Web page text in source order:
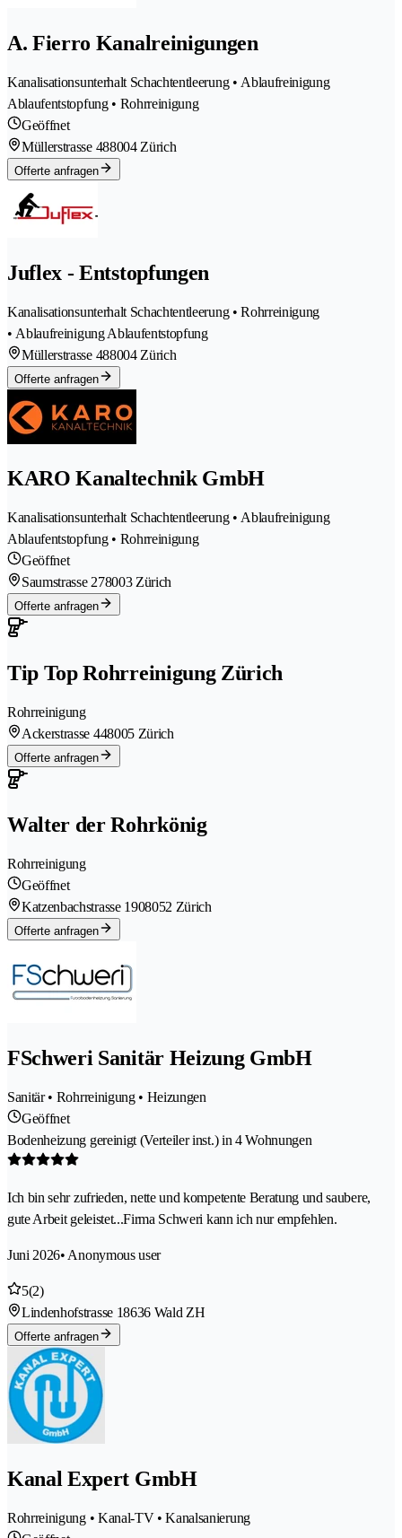
A. Fierro Kanalreinigungen
Kanalisationsunterhalt Schachtentleerung • Ablaufreinigung
Ablaufentstopfung • Rohrreinigung
Geöffnet
Müllerstrasse 488004 Zürich
Offerte anfragen
Juflex - Entstopfungen
Kanalisationsunterhalt Schachtentleerung • Rohrreinigung
• Ablaufreinigung Ablaufentstopfung
Müllerstrasse 488004 Zürich
Offerte anfragen
KARO Kanaltechnik GmbH
Kanalisationsunterhalt Schachtentleerung • Ablaufreinigung
Ablaufentstopfung • Rohrreinigung
Geöffnet
Saumstrasse 278003 Zürich
Offerte anfragen
Tip Top Rohrreinigung Zürich
Rohrreinigung
Ackerstrasse 448005 Zürich
Offerte anfragen
Walter der Rohrkönig
Rohrreinigung
Geöffnet
Katzenbachstrasse 1908052 Zürich
Offerte anfragen
FSchweri Sanitär Heizung GmbH
Sanitär • Rohrreinigung • Heizungen
Geöffnet
Bodenheizung gereinigt (Verteiler inst.) in 4 Wohnungen
Ich bin sehr zufrieden, nette und kompetente Beratung und saubere,
gute Arbeit geleistet...Firma Schweri kann ich nur empfehlen.
Juni 2026• Anonymous user
5(2)
Lindenhofstrasse 18636 Wald ZH
Offerte anfragen
Kanal Expert GmbH
Rohrreinigung • Kanal-TV • Kanalsanierung